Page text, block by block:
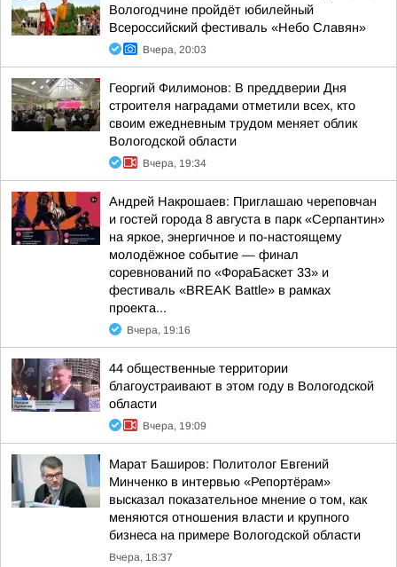
Вологодчине пройдёт юбилейный
Всероссийский фестиваль «Небо Славян»
Вчера, 20:03
Георгий Филимонов: В преддверии Дня
строителя наградами отметили всех, кто
своим ежедневным трудом меняет облик
Вологодской области
Вчера, 19:34
Андрей Накрошаев: Приглашаю череповчан
и гостей города 8 августа в парк «Серпантин»
на яркое, энергичное и по-настоящему
молодёжное событие — финал
соревнований по «ФораБаскет 33» и
фестиваль «BREAK Battle» в рамках
проекта...
Вчера, 19:16
44 общественные территории
благоустраивают в этом году в Вологодской
области
Вчера, 19:09
Марат Баширов: Политолог Евгений
Минченко в интервью «Репортёрам»
высказал показательное мнение о том, как
меняются отношения власти и крупного
бизнеса на примере Вологодской области
Вчера, 18:37